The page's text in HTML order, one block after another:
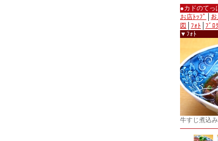
●カドのて
お店ﾄｯﾌﾟ
図
ﾌｫﾄ
ﾌﾞﾛ
▼ﾌｫﾄ
牛すじ煮込み